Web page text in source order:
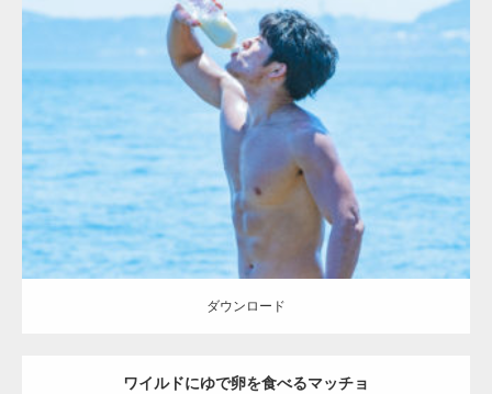
Update:2023.09.6
Category:海のマッチョ2 inori
ダウンロード
ダウンロード
ワイルドにゆで卵を食べるマッチョ